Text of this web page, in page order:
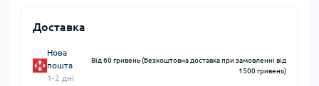
Доставка
Нова
пошта
1-2 дні
Від 60 гривень (Безкоштовна доставка при замовленні від
1500 гривень)